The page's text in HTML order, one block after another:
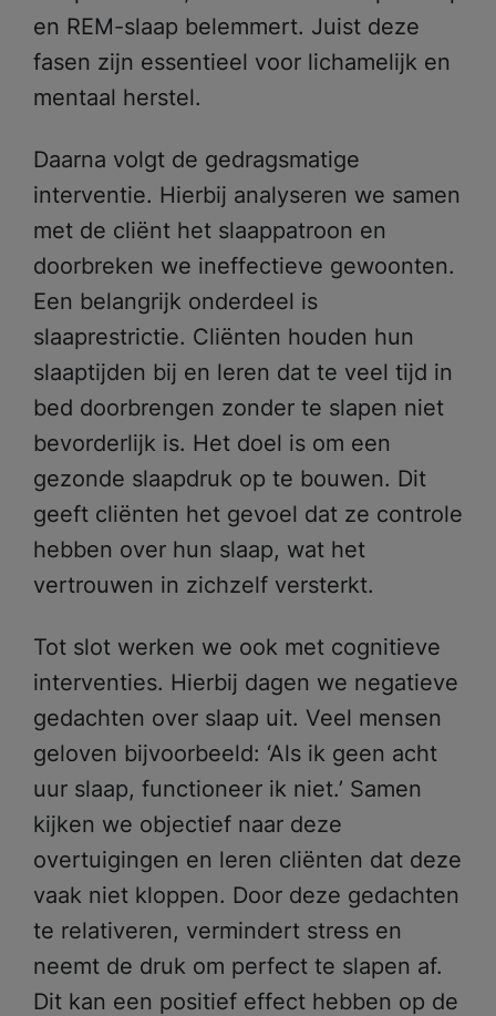
Ik zoek hulp
Wachttijden
Locaties
en REM-slaap belemmert. Juist deze
fasen zijn essentieel voor lichamelijk en
mentaal herstel.
Daarna volgt de gedragsmatige
interventie. Hierbij analyseren we samen
met de cliënt het slaappatroon en
doorbreken we ineffectieve gewoonten.
Een belangrijk onderdeel is
slaaprestrictie. Cliënten houden hun
slaaptijden bij en leren dat te veel tijd in
bed doorbrengen zonder te slapen niet
bevorderlijk is. Het doel is om een
gezonde slaapdruk op te bouwen. Dit
geeft cliënten het gevoel dat ze controle
hebben over hun slaap, wat het
vertrouwen in zichzelf versterkt.
Tot slot werken we ook met cognitieve
interventies. Hierbij dagen we negatieve
gedachten over slaap uit. Veel mensen
geloven bijvoorbeeld: ‘Als ik geen acht
uur slaap, functioneer ik niet.’ Samen
kijken we objectief naar deze
overtuigingen en leren cliënten dat deze
vaak niet kloppen. Door deze gedachten
te relativeren, vermindert stress en
neemt de druk om perfect te slapen af.
Dit kan een positief effect hebben op de